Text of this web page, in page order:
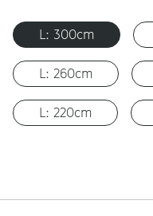
L: 300cm
L: 260cm
L: 220cm